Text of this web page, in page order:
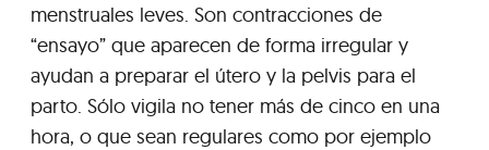
menstruales leves. Son contracciones de
“ensayo” que aparecen de forma irregular y
ayudan a preparar el útero y la pelvis para el
parto. Sólo vigila no tener más de cinco en una
hora, o que sean regulares como por ejemplo